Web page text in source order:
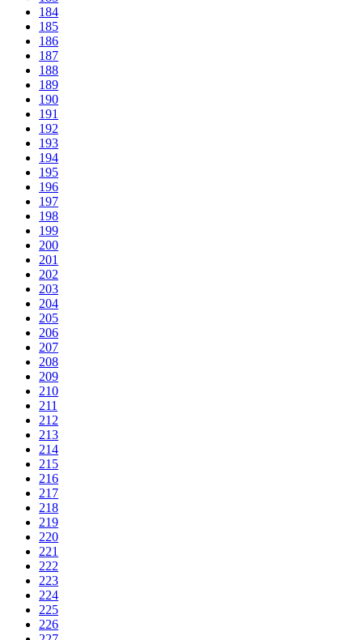
184
185
186
187
188
189
190
191
192
193
194
195
196
197
198
199
200
201
202
203
204
205
206
207
208
209
210
211
212
213
214
215
216
217
218
219
220
221
222
223
224
225
226